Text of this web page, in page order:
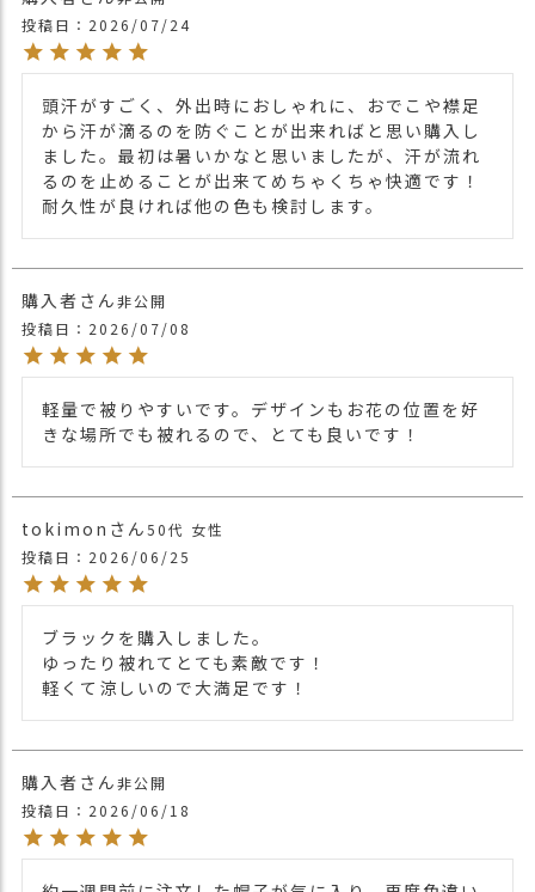
商品詳
細
ポイントのフラワーデザインもボリュームがありエ
レガントに仕上がりますね。
※1点1点ハンドメイドになりますので、入荷時期
によりお花の位置や色合い等、異なります。
現在販売中の本体の色・生地感・お花の色につきま
してはお問い合わせをして頂けましたら、詳細をご
案内をさせていただきますのでよろしくお願い致し
ます。
・長時間濡れたままで重ねて置いたり、汗や雨など
でぬれた時は他の衣料等に移染する場合がございま
すのでお気を付け下さい。
・多少実際のカラーと異なる場合がございます。ご
不安な事などございましたらお気軽にお問い合わせ
関連商
品
他の人気ニット帽はこちら
他の人気デザインワッチは
投稿日
2026/07/24
頭汗がすごく、外出時におしゃれに、おでこや襟足
から汗が滴るのを防ぐことが出来ればと思い購入し
ました。最初は暑いかなと思いましたが、汗が流れ
るのを止めることが出来てめちゃくちゃ快適です！
耐久性が良ければ他の色も検討します。
購入者
非公開
投稿日
2026/07/08
軽量で被りやすいです。デザインもお花の位置を好
きな場所でも被れるので、とても良いです！
tokimon 50代 女性
投稿日
2026/06/25
ブラックを購入しました。
ゆったり被れてとても素敵です！
軽くて涼しいので大満足です！
購入者
非公開
投稿日
2026/06/18